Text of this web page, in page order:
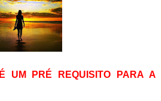
UM PRÉ REQUISITO PARA A